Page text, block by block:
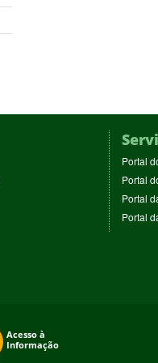
Portal
Portal
Portal
Portal